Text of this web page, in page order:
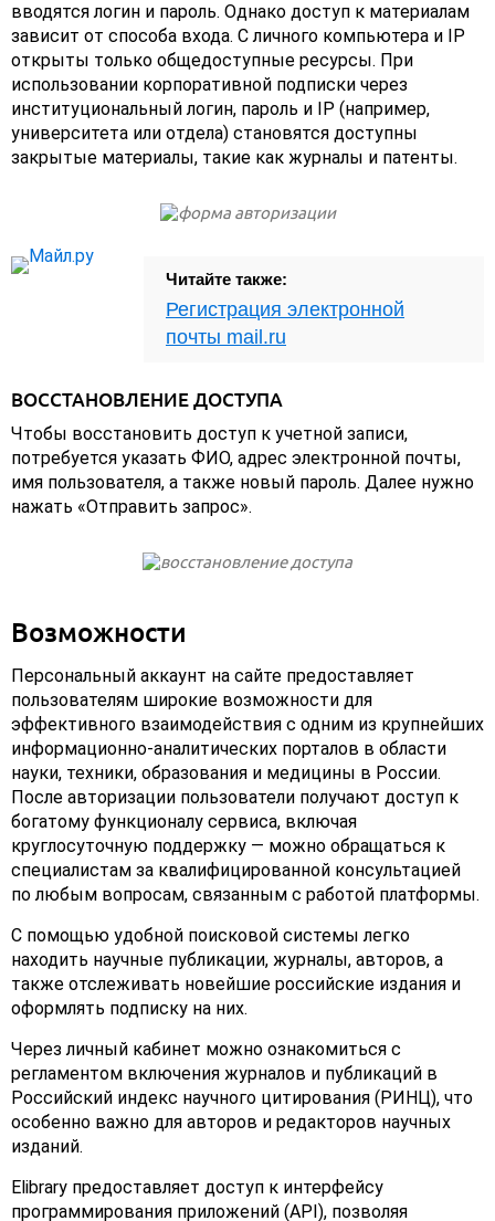
вводятся логин и пароль. Однако доступ к материалам
зависит от способа входа. С личного компьютера и IP
открыты только общедоступные ресурсы. При
использовании корпоративной подписки через
институциональный логин, пароль и IP (например,
университета или отдела) становятся доступны
закрытые материалы, такие как журналы и патенты.
Читайте также:
Регистрация электронной
почты mail.ru
ВОССТАНОВЛЕНИЕ ДОСТУПА
Чтобы восстановить доступ к учетной записи,
потребуется указать ФИО, адрес электронной почты,
имя пользователя, а также новый пароль. Далее нужно
нажать «Отправить запрос».
Возможности
Персональный аккаунт на сайте предоставляет
пользователям широкие возможности для
эффективного взаимодействия с одним из крупнейших
информационно-аналитических порталов в области
науки, техники, образования и медицины в России.
После авторизации пользователи получают доступ к
богатому функционалу сервиса, включая
круглосуточную поддержку — можно обращаться к
специалистам за квалифицированной консультацией
по любым вопросам, связанным с работой платформы.
С помощью удобной поисковой системы легко
находить научные публикации, журналы, авторов, а
также отслеживать новейшие российские издания и
оформлять подписку на них.
Через личный кабинет можно ознакомиться с
регламентом включения журналов и публикаций в
Российский индекс научного цитирования (РИНЦ), что
особенно важно для авторов и редакторов научных
изданий.
Elibrary предоставляет доступ к интерфейсу
программирования приложений (API), позволяя